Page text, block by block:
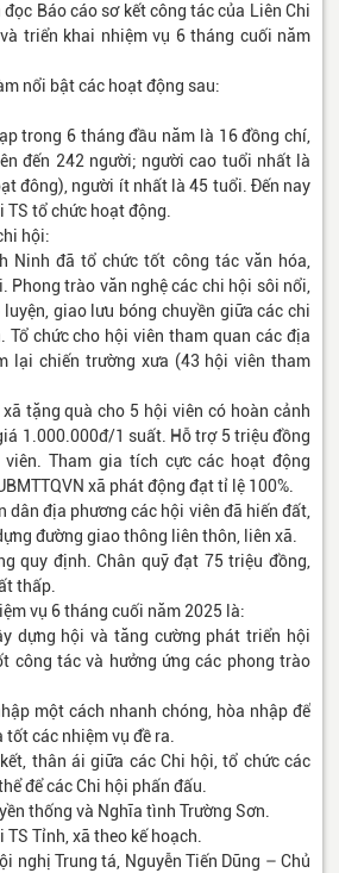
Báo cáo sơ kết công tác của Liên Chi
triển khai nhiệm vụ 6 tháng cuối năm
nổi bật các hoạt động sau:
trong 6 tháng đầu năm là 16 đồng chí,
đến 242 người; người cao tuổi nhất là
đông), người ít nhất là 45 tuổi. Đến nay
TS tổ chức hoạt động.
hội:
Ninh đã tổ chức tốt công tác văn hóa,
Phong trào văn nghệ các chi hội sôi nổi,
giao lưu bóng chuyền giữa các chi
Tổ chức cho hội viên tham quan các địa
lại chiến trường xưa (43 hội viên tham
tặng quà cho 5 hội viên có hoàn cảnh
1.000.000đ/1 suất. Hỗ trợ 5 triệu đồng
Tham gia tích cực các hoạt động
xã phát động đạt tỉ lệ 100%.
dân địa phương các hội viên đã hiến đất,
đường giao thông liên thôn, liên xã.
quy định. Chân quỹ đạt 75 triệu đồng,
thấp.
vụ 6 tháng cuối năm 2025 là:
dựng hội và tăng cường phát triển hội
công tác và hưởng ứng các phong trào
một cách nhanh chóng, hòa nhập để
các nhiệm vụ đề ra.
thân ái giữa các Chi hội, tổ chức các
để các Chi hội phấn đấu.
thống và Nghĩa tình Trường Sơn.
Tỉnh, xã theo kế hoạch.
Trung tá, Nguyễn Tiến Dũng – Chủ